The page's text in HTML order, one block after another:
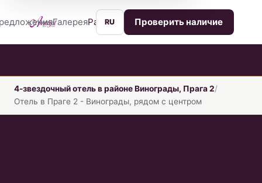
ГалереяРасположениеУслугиКонтакты
RU Проверить наличие
4-звездочный отель в районе Винограды, Прага 2
Отель в Праге 2 - Винограды, рядом с центром